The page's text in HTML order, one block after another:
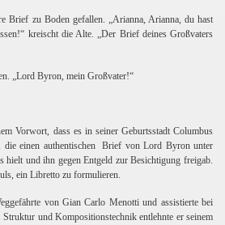
Brief zu Boden gefallen. „Arianna, Arianna, du hast
kreischt die Alte. „Der Brief deines Großvaters
„Lord Byron, mein Großvater!“
Vorwort, dass es in seiner Geburtsstadt Columbus
einen authentischen
Brief von Lord Byron unter
hielt und ihn gegen Entgeld zur Besichtigung freigab.
ein Libretto zu formulieren.
von Gian Carlo Menotti und assistierte bei
Struktur und Kompositionstechnik entlehnte er seinem